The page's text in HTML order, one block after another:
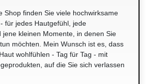
Shop finden Sie viele hochwirksame
für jedes Hautgefühl, jede
jene kleinen Momente, in denen Sie
möchten. Mein Wunsch ist es, dass
wohlfühlen - Tag für Tag - mit
auf die Sie sich verlassen